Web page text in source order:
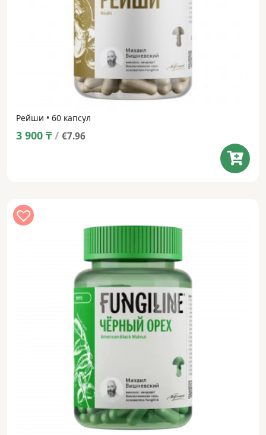
Рейши • 60 капсул
3 900 ₸ / €7.96